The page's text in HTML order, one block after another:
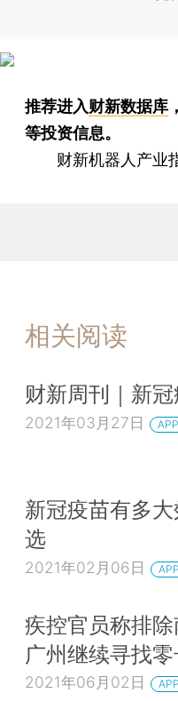
推荐进入财新数据库
等投资信息。
财新机器人产业指
相关阅读
财新周刊｜新冠
2021年03月27日
新冠疫苗有多
选
2021年02月06日
疾控官员称排
广州继续寻找零
2021年06月02日